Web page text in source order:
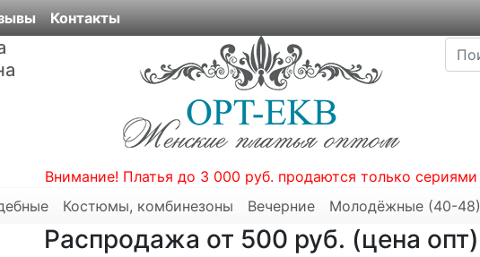
Контакты
Внимание! Платья до 3 000 руб. продаются только сериями
Костюмы, комбинезоны Вечерние Молодёжные (40-48)
Распродажа от 500 руб. (цена опт)